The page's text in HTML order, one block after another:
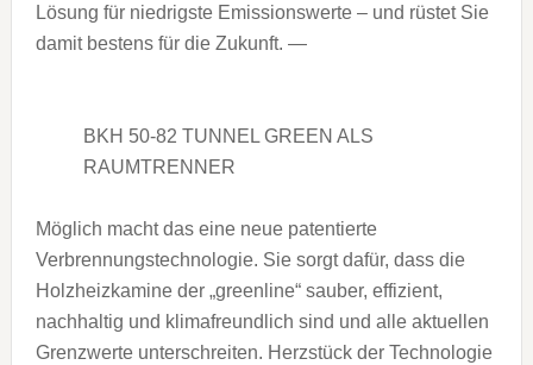
Lösung für niedrigste Emissionswerte – und rüstet Sie
damit bestens für die Zukunft. —
BKH 50-82 TUNNEL GREEN ALS
RAUMTRENNER
Möglich macht das eine neue patentierte
Verbrennungstechnologie. Sie sorgt dafür, dass die
Holzheizkamine der „greenline“ sauber, effizient,
nachhaltig und klimafreundlich sind und alle aktuellen
Grenzwerte unterschreiten. Herzstück der Technologie